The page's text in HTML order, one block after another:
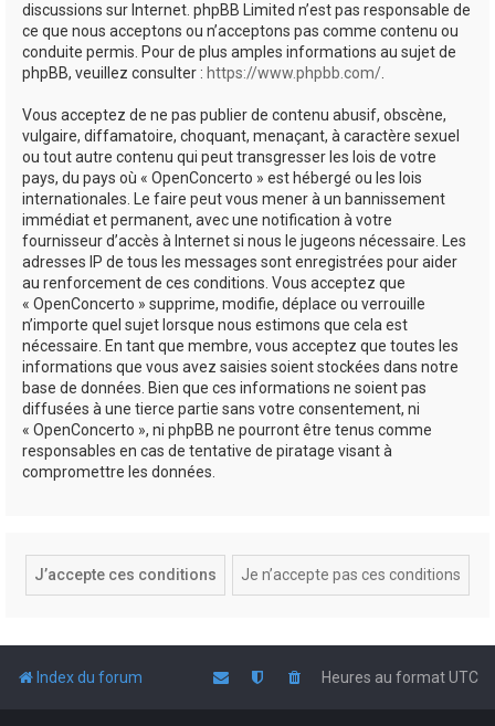
discussions sur Internet. phpBB Limited n’est pas responsable de
ce que nous acceptons ou n’acceptons pas comme contenu ou
conduite permis. Pour de plus amples informations au sujet de
phpBB, veuillez consulter : https://www.phpbb.com/.
Vous acceptez de ne pas publier de contenu abusif, obscène,
vulgaire, diffamatoire, choquant, menaçant, à caractère sexuel
ou tout autre contenu qui peut transgresser les lois de votre
pays, du pays où « OpenConcerto » est hébergé ou les lois
internationales. Le faire peut vous mener à un bannissement
immédiat et permanent, avec une notification à votre
fournisseur d’accès à Internet si nous le jugeons nécessaire. Les
adresses IP de tous les messages sont enregistrées pour aider
au renforcement de ces conditions. Vous acceptez que
« OpenConcerto » supprime, modifie, déplace ou verrouille
n’importe quel sujet lorsque nous estimons que cela est
nécessaire. En tant que membre, vous acceptez que toutes les
informations que vous avez saisies soient stockées dans notre
base de données. Bien que ces informations ne soient pas
diffusées à une tierce partie sans votre consentement, ni
« OpenConcerto », ni phpBB ne pourront être tenus comme
responsables en cas de tentative de piratage visant à
compromettre les données.
Index du forum Heures au formatUTC